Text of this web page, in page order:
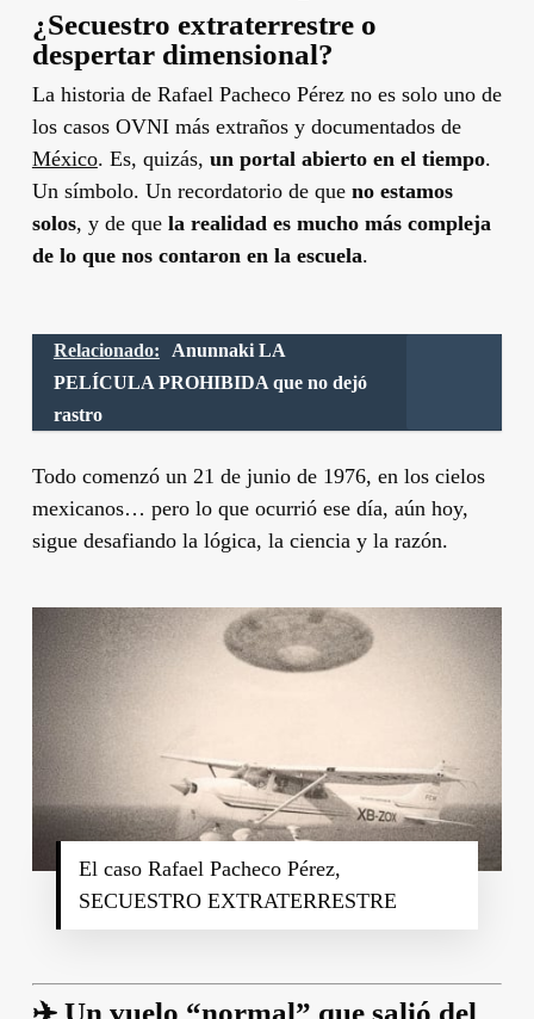
¿Secuestro extraterrestre o
despertar dimensional?
La historia de Rafael Pacheco Pérez no es solo uno de
los casos OVNI más extraños y documentados de
México. Es, quizás, un portal abierto en el tiempo.
Un símbolo. Un recordatorio de que no estamos
solos, y de que la realidad es mucho más compleja
de lo que nos contaron en la escuela.
Relacionado:
Anunnaki LA
PELÍCULA PROHIBIDA que no dejó
rastro
Todo comenzó un 21 de junio de 1976, en los cielos
mexicanos… pero lo que ocurrió ese día, aún hoy,
sigue desafiando la lógica, la ciencia y la razón.
El caso Rafael Pacheco Pérez,
SECUESTRO EXTRATERRESTRE